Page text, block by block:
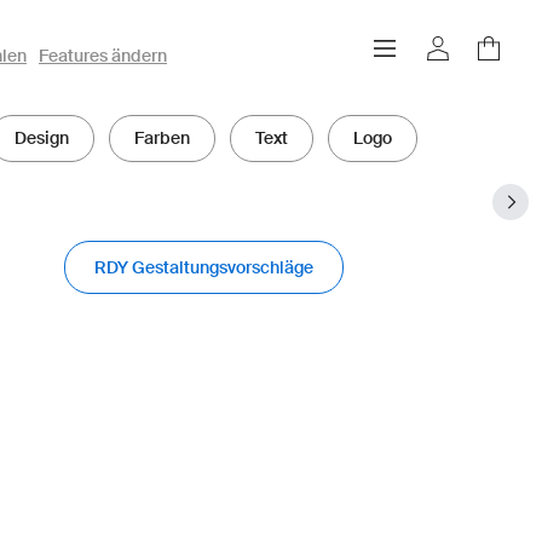
Features ändern
Design Farben Text Logo
RDY Gestaltungsvorschläge